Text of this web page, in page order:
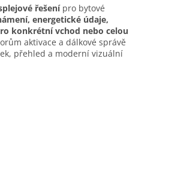
řešenípro bytové
energetické údaje,
konkrétní vchod nebo celou
aktivace a dálkové správě
přehled a moderní vizuální